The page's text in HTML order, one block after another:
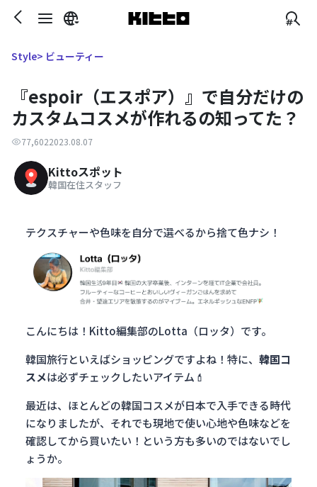
Style> ビューティー
『espoir（エスポア）』で自分だけの
カスタムコスメが作れるの知ってた？
77,6022023.08.07
Kittoスポット
韓国在住スタッフ
テクスチャーや色味を自分で選べるから捨て色ナシ！
こんにちは！Kitto編集部のLotta（ロッタ）です。
韓国旅行といえばショッピングですよね！特に、 韓国コ
スメは必ずチェックしたいアイテム💄
最近は、ほとんどの韓国コスメが日本で入手できる時代
になりましたが、それでも現地で使い心地や色味などを
確認してから買いたい！という方も多いのではないでし
ょうか。